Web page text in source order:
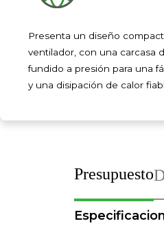
Presenta un diseño
ventilador, con una carcasa
fundido a presión para una
y una disipación de calor
Presupuesto